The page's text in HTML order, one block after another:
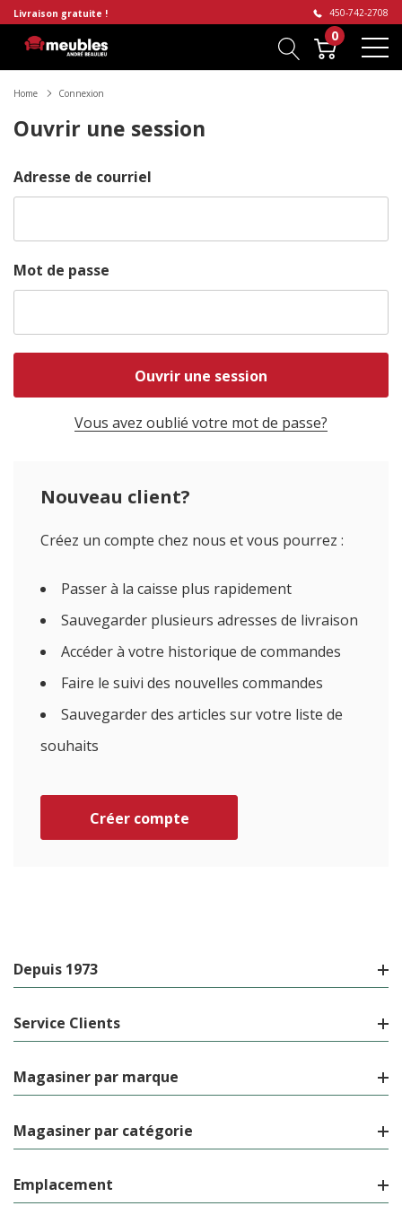
Livraison gratuite ! 450-742-2708
0
Home Connexion
Ouvrir une session
Adresse de courriel
Mot de passe
Vous avez oublié votre mot de passe?
Nouveau client?
Créez un compte chez nous et vous pourrez :
Passer à la caisse plus rapidement
Sauvegarder plusieurs adresses de livraison
Accéder à votre historique de commandes
Faire le suivi des nouvelles commandes
Sauvegarder des articles sur votre liste de
souhaits
Créer compte
Depuis 1973
Service Clients
Magasiner par marque
Magasiner par catégorie
Emplacement